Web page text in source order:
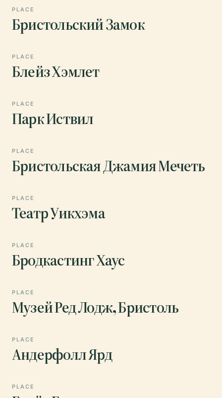
PLACE
Бристольский Замок
PLACE
Блейз Хэмлет
PLACE
Парк Иствил
PLACE
Бристольская Джамия Мечеть
PLACE
Театр Уикхэма
PLACE
Бродкастинг Хаус
PLACE
Музей Ред Лодж, Бристоль
PLACE
Андерфолл Ярд
PLACE